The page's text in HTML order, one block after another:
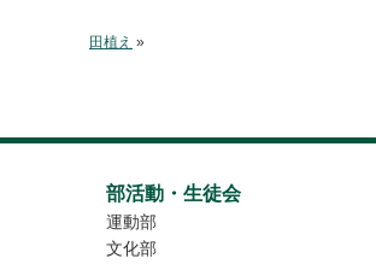
田植え »
部活動・生徒会
運動部
文化部